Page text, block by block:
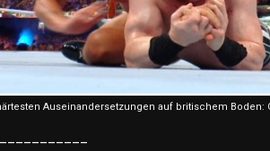
Auseinandersetzungen auf britischem Boden: